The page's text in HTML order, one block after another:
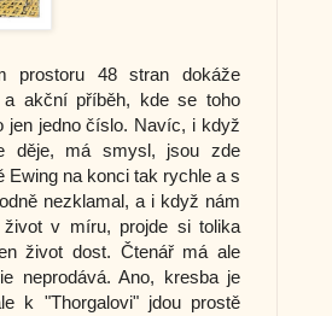
prostoru 48 stran dokáže
a akční příběh, kde se toho
jen jedno číslo. Navíc, i když
děje, má smysl, jsou zde
Ewing na konci tak rychle a s
nezklamal, a i když nám
život v míru, projde si tolika
život dost. Čtenář má ale
neprodává. Ano, kresba je
k "Thorgalovi" jdou prostě